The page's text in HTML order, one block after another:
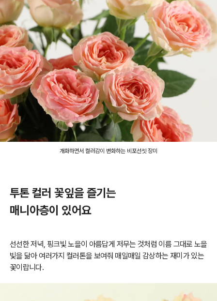
개화하면서 컬러감이 변화하는 비포선셋 장미
투톤 컬러 꽃잎을 즐기는
매니아층이 있어요
선선한 저녁, 핑크빛 노을이 아름답게 저무는 것처럼 이름 그대로 노을
빛을 닮아 여러가지 컬러톤을 보여줘 매일매일 감상하는 재미가 있는
꽃이랍니다.